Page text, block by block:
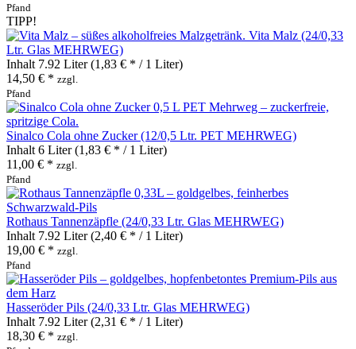
Pfand
TIPP!
Vita Malz (24/0,33
Ltr. Glas MEHRWEG)
Inhalt 7.92 Liter(1,83 € * / 1 Liter)
14,50 € * zzgl.
Pfand
Sinalco Cola ohne Zucker (12/0,5 Ltr. PET MEHRWEG)
Inhalt 6 Liter(1,83 € * / 1 Liter)
11,00 € * zzgl.
Pfand
Rothaus Tannenzäpfle (24/0,33 Ltr. Glas MEHRWEG)
Inhalt 7.92 Liter(2,40 € * / 1 Liter)
19,00 € * zzgl.
Pfand
Hasseröder Pils (24/0,33 Ltr. Glas MEHRWEG)
Inhalt 7.92 Liter(2,31 € * / 1 Liter)
18,30 € * zzgl.